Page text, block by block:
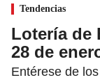
Tendencias
Lotería de
28 de
Entérese de